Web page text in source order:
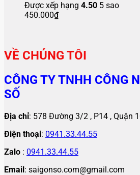
Được xếp hạng 4.50 5 sao
450.000₫
VỀ CHÚNG TÔI
CÔNG TY TNHH CÔNG
SỐ
Địa chỉ: 578 Đường 3/2 , P14 , Quận
Điện thoại: 0941.33.44.55
Zalo : 0941.33.44.55
Email: saigonso.com@gmail.com